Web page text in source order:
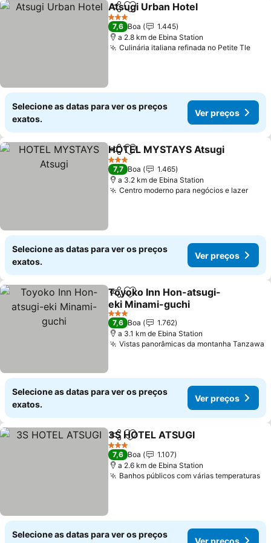
PartilharAdicionar aos favoritos
Atsugi Urban Hotel
3 Estrelas
7,6 Boa
1.445
a 2.8 km de Ebina Station
Culinária italiana refinada no Petite TleVer
Selecione as datas para ver os preços
exatos.
Ver preços
PartilharAdicionar aos favoritos
HOTEL MYSTAYS Atsugi
3 Estrelas
7,7 Boa
1.465
a 3.2 km de Ebina Station
Centro moderno para negócios e lazerVer
Selecione as datas para ver os preços
exatos.
Ver preços
PartilharAdicionar aos favoritos
Toyoko Inn Hon-atsugi-
eki Minami-guchi
Ver preços
3 Estrelas
7,6 Boa
1.762
a 3.1 km de Ebina Station
Vistas panorâmicas da montanha Tanzawa
Selecione as datas para ver os preços
exatos.
Ver preços
PartilharAdicionar aos favoritos
3S HOTEL ATSUGI
3 Estrelas
7,6 Boa
1.107
a 2.6 km de Ebina Station
Banhos públicos com várias temperaturas
Selecione as datas para ver os preços
Ver preços